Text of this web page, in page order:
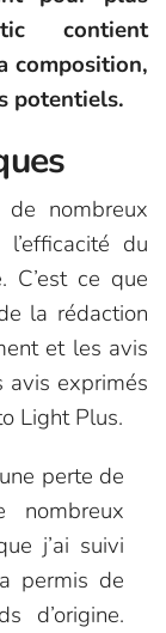
contient
composition,
potentiels.
nombreux
du
C’est ce que
la rédaction
et les avis
avis exprimés
Light Plus.
perte de
nombreux
j’ai suivi
permis de
d’origine.